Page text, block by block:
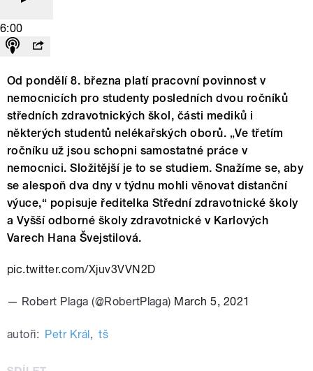
6:00
Od pondělí 8. března platípracovnípovinnost v
nemocnicích pro studentyposledních dvou ročníků
středních zdravotnickýchškol, části mediků i
některých studentů nelékařských oborů. „Ve třetím
ročníku už jsou schopni samostatné práce v
nemocnici. Složitější je to se studiem. Snažíme se, aby
se alespoň dva dny v týdnu mohli věnovat distanční
výuce,“ popisuje ředitelka Střednízdravotnické školy
a Vyššíodborné školy zdravotnické v Karlových
Varech Hana Švejstilová.
pic.twitter.com/Xjuv3VVN2D
— Robert Plaga (@RobertPlaga) March 5, 2021
autoři: Petr Král, tš